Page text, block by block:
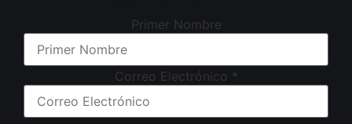
Primer Nombre
Correo Electrónico *